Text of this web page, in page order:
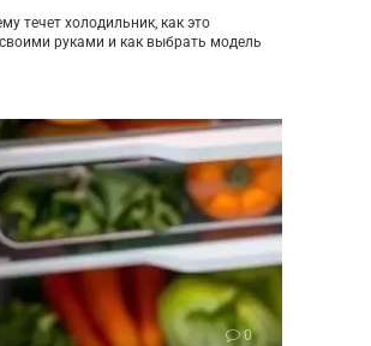
течет холодильник, как это
руками и как выбрать модель
0